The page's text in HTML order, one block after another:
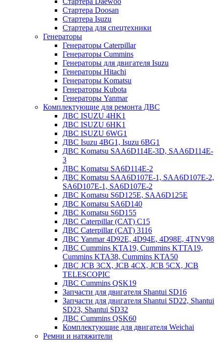
Стартера Doosan
Стартера Isuzu
Стартера для спецтехники
Генераторы
Генераторы Caterpillar
Генераторы Cummins
Генераторы для двигателя Isuzu
Генераторы Hitachi
Генераторы Komatsu
Генераторы Kubota
Генераторы Yanmar
Комплектующие для ремонта ДВС
ДВС ISUZU 4HK1
ДВС ISUZU 6HK1
ДВС ISUZU 6WG1
ДВС Isuzu 4BG1, Isuzu 6BG1
ДВС Komatsu SAA6D114E-3D, SAA6D114E-
3
ДВС Komatsu SA6D114E-2
ДВС Komatsu SAA6D107E-1, SAA6D107E-2,
SA6D107E-1, SA6D107E-2
ДВС Komatsu S6D125E, SAA6D125E
ДВС Komatsu SA6D140
ДВС Komatsu S6D155
ДВС Caterpillar (CAT) C15
ДВС Caterpillar (CAT) 3116
ДВС Yanmar 4D92E, 4D94E, 4D98E, 4TNV98
ДВС Cummins KTA19, Cummins KTTA19,
Cummins KTA38, Cummins KTA50
ДВС JCB 3CX, JCB 4CX, JCB 5CX, JCB
TELESCOPIC
ДВС Cummins QSK19
Запчасти для двигателя Shantui SD16
Запчасти для двигателя Shantui SD22, Shantui
SD23, Shantui SD32
ДВС Cummins QSK60
Комплектующие для двигателя Weichai
Ремни и натяжители